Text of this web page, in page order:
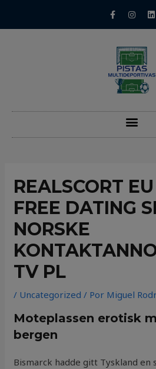
REALSCORT
FREE DATING
NORSKE
TV PL
/ Uncategorized / Por Miguel
Moteplassen erotisk
bergen
Bismarck hadde gitt Tyskland